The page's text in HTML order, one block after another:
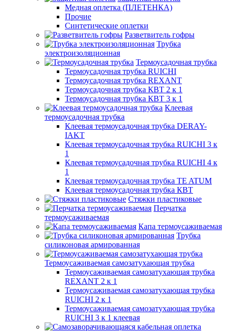
Медная оплетка (ПЛЕТЕНКА)
Прочие
Синтетические оплетки
Разветвитель гофры
Трубка
электроизоляционная
Термоусадочная трубка
Термоусадочная трубка RUICHI
Термоусадочная трубка REXANT
Термоусадочная трубка КВТ 2 к 1
Термоусадочная трубка КВТ 3 к 1
Клеевая
термоусадочная трубка
Клеевая термоусадочная трубка DERAY-
IAKT
Клеевая термоусадочная трубка RUICHI 3 к
1
Клеевая термоусадочная трубка RUICHI 4 к
1
Клеевая термоусадочная трубка TE ATUM
Клеевая термоусадочная трубка КВТ
Стяжки пластиковые
Перчатка
термоусаживаемая
Капа термоусаживаемая
Трубка
силиконовая армированная
Термоусаживаемая самозатухающая трубка
Термоусаживаемая самозатухающая трубка
REXANT 2 к 1
Термоусаживаемая самозатухающая трубка
RUICHI 2 к 1
Термоусаживаемая самозатухающая трубка
RUICHI 3 к 1 клеевая